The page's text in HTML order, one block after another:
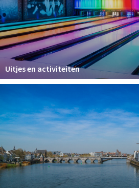
Uitjes en activiteiten